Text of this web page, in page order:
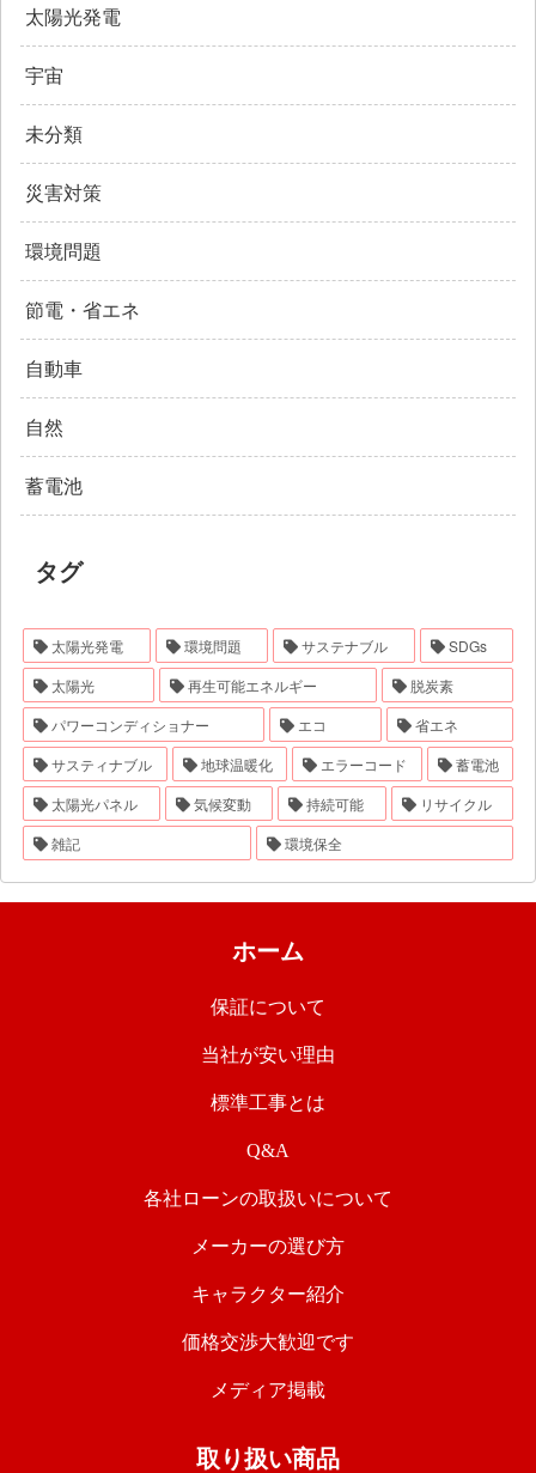
太陽光発電
宇宙
未分類
災害対策
環境問題
節電・省エネ
自動車
自然
蓄電池
タグ
太陽光発電 環境問題 サステナブル
SDGs
太陽光
再生可能エネルギー
脱炭素
パワーコンディショナー
エコ
省エネ
サスティナブル
地球温暖化 エラーコード
蓄電池
太陽光パネル
気候変動 持続可能
リサイクル
雑記
環境保全
ホーム
保証について
当社が安い理由
標準工事とは
Q&A
各社ローンの取扱いについて
メーカーの選び方
キャラクター紹介
価格交渉大歓迎です
メディア掲載
取り扱い商品